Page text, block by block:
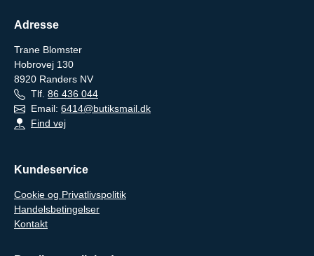
Adresse
Trane Blomster
Hobrovej 130
8920 Randers NV
Tlf. 86 436 044
Email: 6414@butiksmail.dk
Find vej
Kundeservice
Cookie og Privatlivspolitik
Handelsbetingelser
Kontakt